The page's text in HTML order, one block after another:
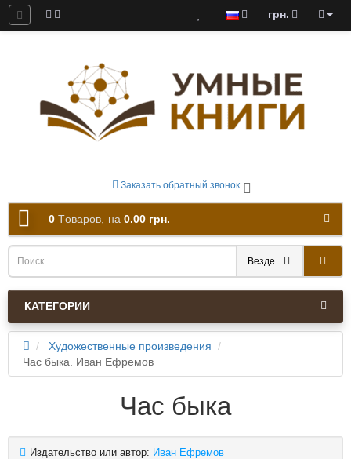
грн.
Заказать обратный звонок
0 Tоваров, на 0.00 грн.
Везде
КАТЕГОРИИ
Художественные произведения
Час быка. Иван Ефремов
Час быка
Издательство или автор: Иван Ефремов